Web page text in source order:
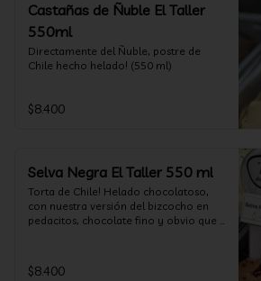
Castañas de Ñuble El Taller
550ml
Directamente del Ñuble, postre de
Chile hecho helado! (550 ml)
$8.400
Selva Negra El Taller 550 ml
Torta de Chile! Helado chocolatoso,
con nuestra versión del bizcocho en
pedacitos, chocolate fino y obvio que
$8.400